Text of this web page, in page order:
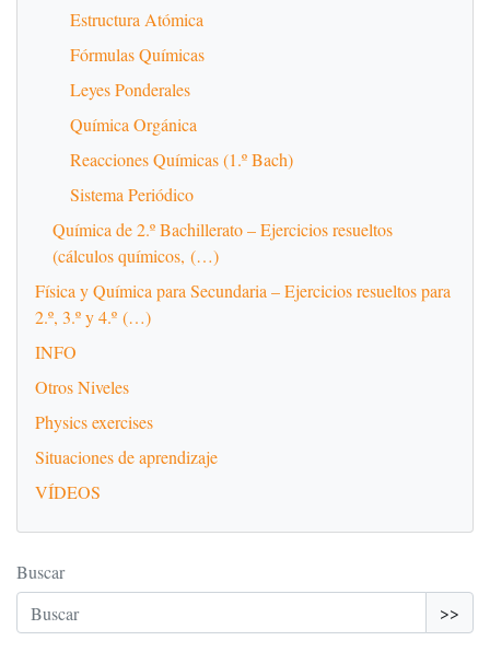
Estructura Atómica
Fórmulas Químicas
Leyes Ponderales
Química Orgánica
Reacciones Químicas (1.º Bach)
Sistema Periódico
Química de 2.º Bachillerato – Ejercicios resueltos
(cálculos químicos, (…)
Física y Química para Secundaria – Ejercicios resueltos para
2.º, 3.º y 4.º (…)
INFO
Otros Niveles
Physics exercises
Situaciones de aprendizaje
VÍDEOS
Buscar
>>